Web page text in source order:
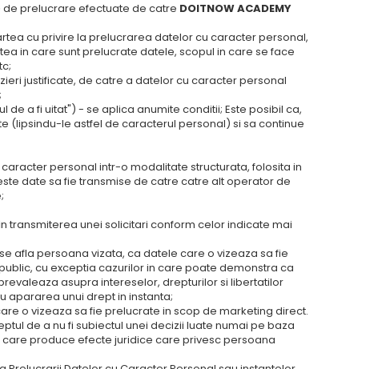
prelucrare efectuate de catre DOITNOW ACADEMY
cu privire la prelucrarea datelor cu caracter personal,
in care sunt prelucrate datele, scopul in care se face
justificate, de catre a datelor cu caracter personal
de a fi uitat") - se aplica anumite conditii; Este posibil ca,
(lipsindu-le astfel de caracterul personal) si sa continue
personal intr-o modalitate structurata, folosita in
date sa fie transmise de catre catre alt operator de
transmiterea unei solicitari conform celor indicate mai
afla persoana vizata, ca datele care o vizeaza sa fie
cu exceptia cazurilor in care poate demonstra ca
asupra intereselor, drepturilor si libertatilor
apararea unui drept in instanta;
o vizeaza sa fie prelucrate in scop de marketing direct.
de a nu fi subiectul unei decizii luate numai pe baza
produce efecte juridice care privesc persoana